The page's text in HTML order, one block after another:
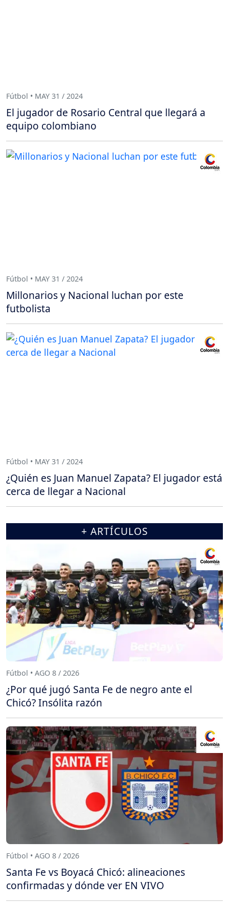
Fútbol • MAY 31 / 2024
El jugador de Rosario Central que llegará a
equipo colombiano
Fútbol • MAY 31 / 2024
Millonarios y Nacional luchan por este
futbolista
Fútbol • MAY 31 / 2024
¿Quién es Juan Manuel Zapata? El jugador está
cerca de llegar a Nacional
+ ARTÍCULOS
Fútbol • AGO 8 / 2026
¿Por qué jugó Santa Fe de negro ante el
Chicó? Insólita razón
Fútbol • AGO 8 / 2026
Santa Fe vs Boyacá Chicó: alineaciones
confirmadas y dónde ver EN VIVO